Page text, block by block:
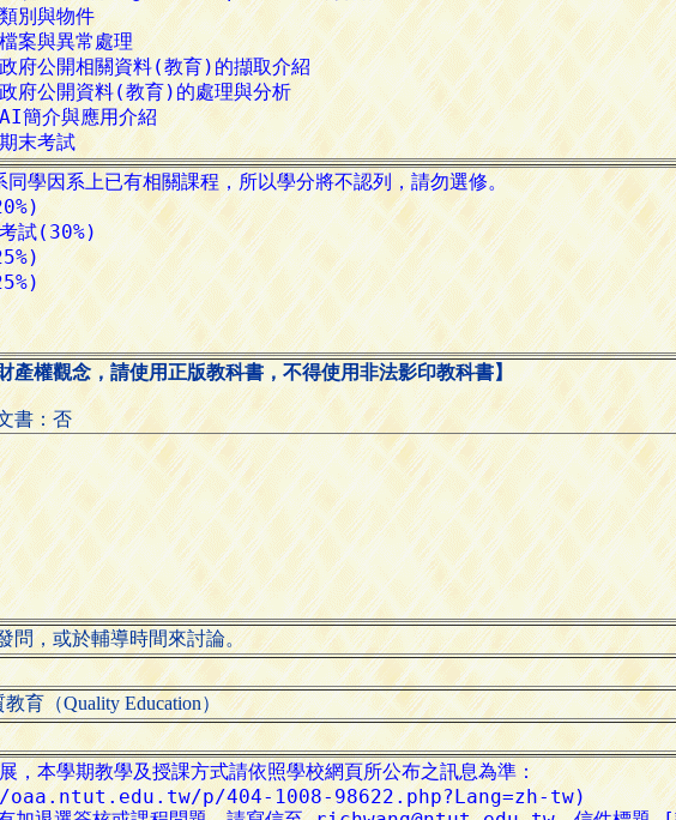
產權觀念，請使用正版教科書，不得使用非法影印教科書】
書：否
問，或於輔導時間來討論。
育（Quality Education）